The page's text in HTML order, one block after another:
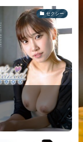
セクシー